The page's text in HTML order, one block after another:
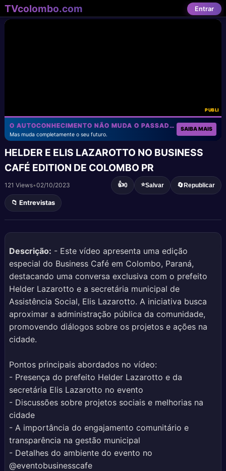
TVcolombo.com Entrar
PUBLI
O AUTOCONHECIMENTO NÃO MUDA O PASSADO!
Mas muda completamente o seu futuro.
SAIBA MAIS
HELDER E ELIS LAZAROTTO NO BUSINESS
CAFÉ EDITION DE COLOMBO PR
121 Views•02/10/2023 👍0 ⭐Salvar 🔄 Republicar
📁 Entrevistas
Descrição: - Este vídeo apresenta uma edição
especial do Business Café em Colombo, Paraná,
destacando uma conversa exclusiva com o prefeito
Helder Lazarotto e a secretária municipal de
Assistência Social, Elis Lazarotto. A iniciativa busca
aproximar a administração pública da comunidade,
promovendo diálogos sobre os projetos e ações na
cidade.
Pontos principais abordados no vídeo:
- Presença do prefeito Helder Lazarotto e da
secretária Elis Lazarotto no evento
- Discussões sobre projetos sociais e melhorias na
cidade
- A importância do engajamento comunitário e
transparência na gestão municipal
- Detalhes do ambiente do evento no
@eventobusinesscafe